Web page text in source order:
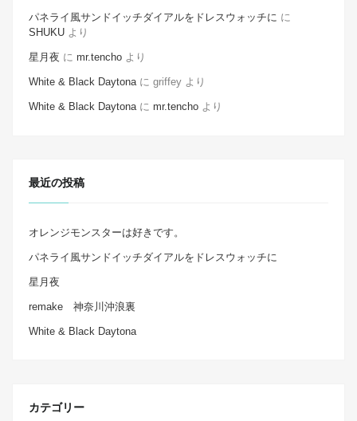
パネライ風サンドイッチダイアルをドレスウォッチに に
SHUKU より
星月夜 に mr.tencho より
White & Black Daytonaに griffey より
White & Black Daytonaに mr.tencho より
最近の投稿
オレンジモンスターは好きです。
パネライ風サンドイッチダイアルをドレスウォッチに
星月夜
remake 神奈川沖浪裏
White & Black Daytona
カテゴリー